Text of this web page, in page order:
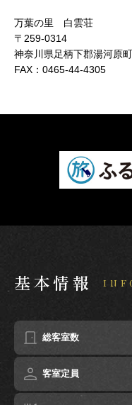
万葉の里 白雲荘
〒259-0314
神奈川県足柄下郡湯河原
FAX： 0465-44-4305
基本情報
総客室数
客室定員